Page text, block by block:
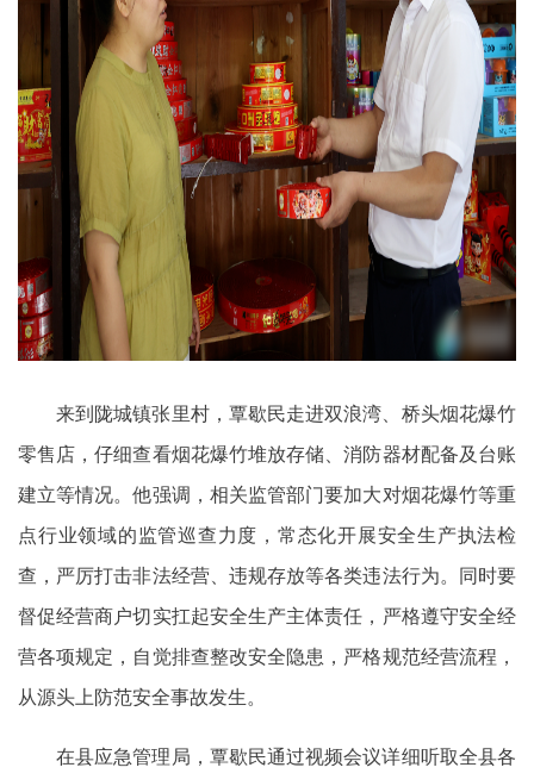
来到陇城镇张里村，覃歇民走进双浪湾、桥头烟花爆竹
零售店，仔细查看烟花爆竹堆放存储、消防器材配备及台账
建立等情况。他强调，相关监管部门要加大对烟花爆竹等重
点行业领域的监管巡查力度，常态化开展安全生产执法检
查，严厉打击非法经营、违规存放等各类违法行为。同时要
督促经营商户切实扛起安全生产主体责任，严格遵守安全经
营各项规定，自觉排查整改安全隐患，严格规范经营流程，
从源头上防范安全事故发生。
在县应急管理局，覃歇民通过视频会议详细听取全县各